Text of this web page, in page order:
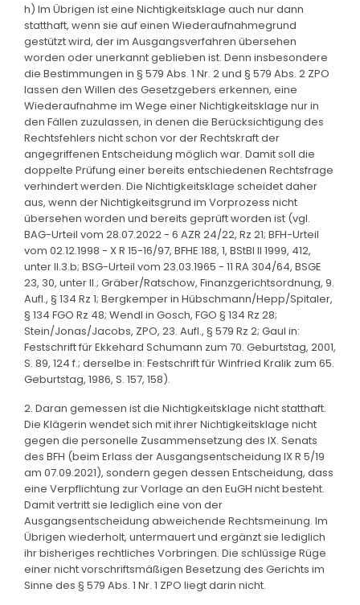
h) Im Übrigen ist eine Nichtigkeitsklage auch nur dann
statthaft, wenn sie auf einen Wiederaufnahmegrund
gestützt wird, der im Ausgangsverfahren übersehen
worden oder unerkannt geblieben ist. Denn insbesondere
die Bestimmungen in § 579 Abs. 1 Nr. 2 und § 579 Abs. 2 ZPO
lassen den Willen des Gesetzgebers erkennen, eine
Wiederaufnahme im Wege einer Nichtigkeitsklage nur in
den Fällen zuzulassen, in denen die Berücksichtigung des
Rechtsfehlers nicht schon vor der Rechtskraft der
angegriffenen Entscheidung möglich war. Damit soll die
doppelte Prüfung einer bereits entschiedenen Rechtsfrage
verhindert werden. Die Nichtigkeitsklage scheidet daher
aus, wenn der Nichtigkeitsgrund im Vorprozess nicht
übersehen worden und bereits geprüft worden ist (vgl.
BAG-Urteil vom 28.07.2022 - 6 AZR 24/22, Rz 21; BFH-Urteil
vom 02.12.1998 - X R 15-16/97, BFHE 188, 1, BStBl II 1999, 412,
unter II.3.b; BSG-Urteil vom 23.03.1965 - 11 RA 304/64, BSGE
23, 30, unter II.; Gräber/Ratschow, Finanzgerichtsordnung, 9.
Aufl., § 134 Rz 1; Bergkemper in Hübschmann/Hepp/Spitaler,
§ 134 FGO Rz 48; Wendl in Gosch, FGO § 134 Rz 28;
Stein/Jonas/Jacobs, ZPO, 23. Aufl., § 579 Rz 2; Gaul in:
Festschrift für Ekkehard Schumann zum 70. Geburtstag, 2001,
S. 89, 124 f.; derselbe in: Festschrift für Winfried Kralik zum 65.
Geburtstag, 1986, S. 157, 158).
2. Daran gemessen ist die Nichtigkeitsklage nicht statthaft.
Die Klägerin wendet sich mit ihrer Nichtigkeitsklage nicht
gegen die personelle Zusammensetzung des IX. Senats
des BFH (beim Erlass der Ausgangsentscheidung IX R 5/19
am 07.09.2021), sondern gegen dessen Entscheidung, dass
eine Verpflichtung zur Vorlage an den EuGH nicht besteht.
Damit vertritt sie lediglich eine von der
Ausgangsentscheidung abweichende Rechtsmeinung. Im
Übrigen wiederholt, untermauert und ergänzt sie lediglich
ihr bisheriges rechtliches Vorbringen. Die schlüssige Rüge
einer nicht vorschriftsmäßigen Besetzung des Gerichts im
Sinne des § 579 Abs. 1 Nr. 1 ZPO liegt darin nicht.